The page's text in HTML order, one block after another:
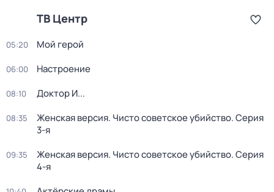
ТВ Центр
05:20 Мой герой
06:00 Настроение
08:10 Доктор И...
08:35 Женская версия. Чисто советское убийство. Серия
3-я
09:35 Женская версия. Чисто советское убийство. Серия
4-я